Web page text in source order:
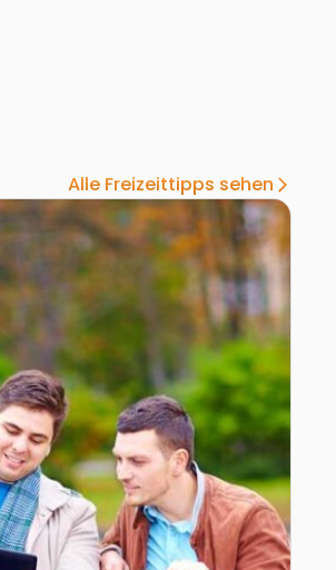
Alle Freizeittipps sehen arrow_forward_ios